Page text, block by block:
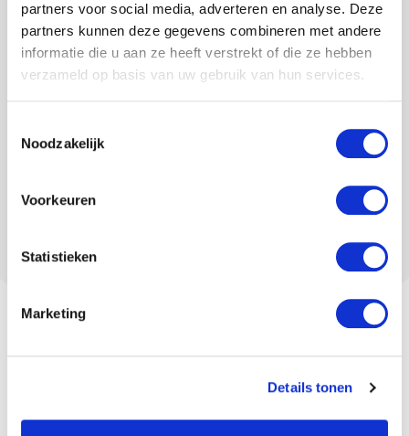
partners voor social media, adverteren en analyse. Deze
partners kunnen deze gegevens combineren met andere
informatie die u aan ze heeft verstrekt of die ze hebben
verzameld op basis van uw gebruik van hun services.
Noodzakelijk
Voorkeuren
Statistieken
Marketing
Details tonen